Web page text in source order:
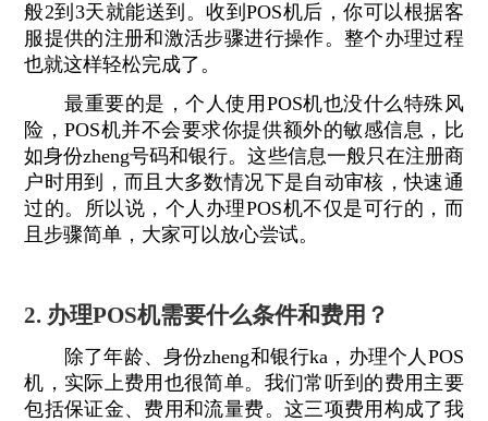
般2到3天就能送到。收到POS机后，你可以根据客
服提供的注册和激活步骤进行操作。整个办理过程
也就这样轻松完成了。
最重要的是，个人使用POS机也没什么特殊风
险，POS机并不会要求你提供额外的敏感信息，比
如身份zheng号码和银行。这些信息一般只在注册商
户时用到，而且大多数情况下是自动审核，快速通
过的。所以说，个人办理POS机不仅是可行的，而
且步骤简单，大家可以放心尝试。
2. 办理POS机需要什么条件和费用？
除了年龄、身份zheng和银行ka，办理个人POS
机，实际上费用也很简单。我们常听到的费用主要
包括保证金、费用和流量费。这三项费用构成了我